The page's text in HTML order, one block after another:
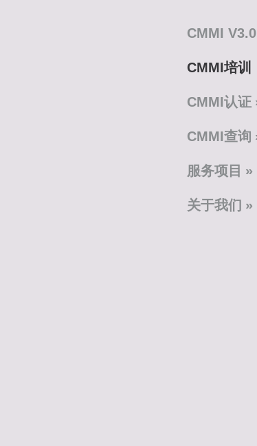
CMMI V3.0
CMMI培训
CMMI认证
CMMI查询
服务项目
关于我们